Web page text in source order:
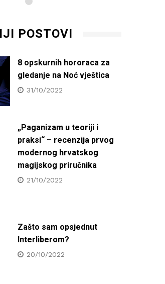
POSTOVI
8 opskurnih hororaca za
gledanje na Noć vještica
31/10/2022
„Paganizam u teoriji i
praksi“ – recenzija prvog
modernog hrvatskog
magijskog priručnika
21/10/2022
Zašto sam opsjednut
Interliberom?
20/10/2022